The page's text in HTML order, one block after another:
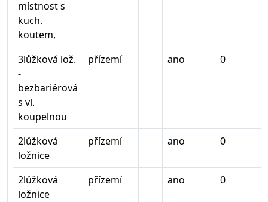
místnost s
kuch.
koutem,
3lůžková lož.
-
bezbariérová
s vl.
koupelnou
přízemí ano 0
2lůžková
ložnice
přízemí ano 0
2lůžková
ložnice
přízemí ano 0